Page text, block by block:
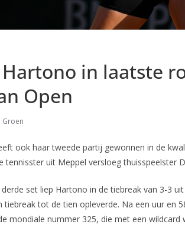
in laatste
Open
Groen
ook haar tweede partij gewonnen in de
tennisster uit Meppel versloeg thuisspeelster
set liep Hartono in de tiebreak van 3-3
tiebreak tot de tien opleverde. Na een uur en
mondiale nummer 325, die met een wildcard